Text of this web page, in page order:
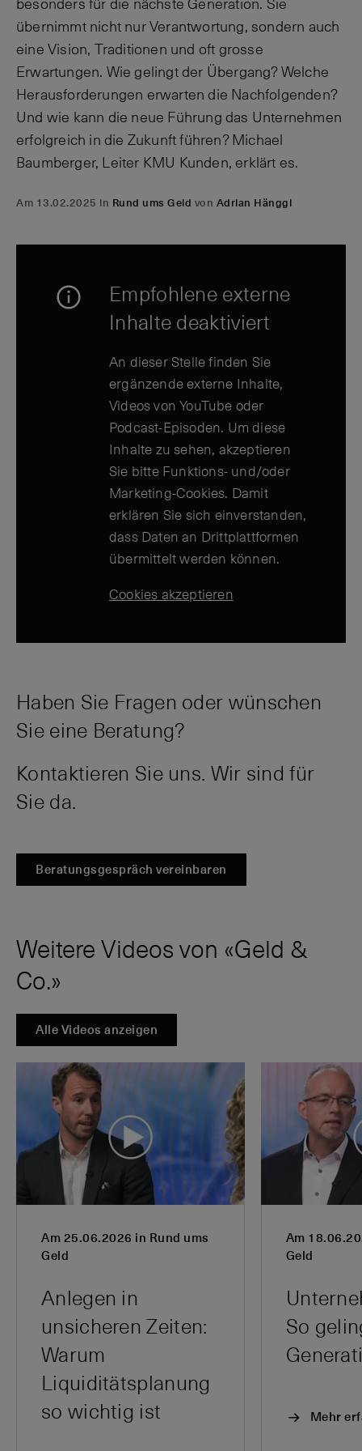
besonders für die nächste Generation. Sie
übernimmt nicht nur Verantwortung, sondern auch
eine Vision, Traditionen und oft grosse
Erwartungen. Wie gelingt der Übergang? Welche
Herausforderungen erwarten die Nachfolgenden?
Und wie kann die neue Führung das Unternehmen
erfolgreich in die Zukunft führen? Michael
Baumberger, Leiter KMU Kunden, erklärt es.
Am 13.02.2025 in Rund ums Geld von Adrian Hänggi
Empfohlene externe
Inhalte deaktiviert
An dieser Stelle finden Sie
ergänzende externe Inhalte,
Videos von YouTube oder
Podcast-Episoden. Um diese
Inhalte zu sehen, akzeptieren
Sie bitte Funktions- und/oder
Marketing-Cookies. Damit
erklären Sie sich einverstanden,
dass Daten an Drittplattformen
übermittelt werden können.
Cookies akzeptieren
Haben Sie Fragen oder wünschen
Sie eine Beratung?
Kontaktieren Sie uns. Wir sind für
Sie da.
Beratungsgespräch vereinbaren
Weitere Videos von «Geld &
Co.»
Alle Videos anzeigen
Am 25.06.2026 in Rund ums
Geld
Anlegen in
unsicheren Zeiten:
Warum
Liquiditätsplanung
so wichtig ist
Am
Geld
So
Mehr